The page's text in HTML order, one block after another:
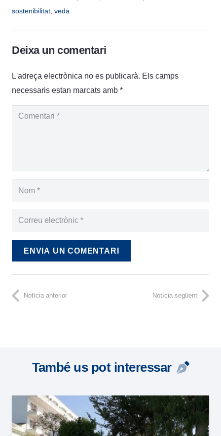
sostenibilitat veda
Deixa un comentari
L'adreça electrònica no es publicarà. Els camps
necessaris estan marcats amb *
ENVIA UN COMENTARI
Notícia anterior Notícia següent
També us pot interessar